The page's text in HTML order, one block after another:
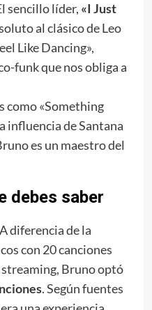
sencillo líder, «I Just
al clásico de Leo
Like Dancing»,
funk que nos obliga a
como «Something
influencia de Santana
es un maestro del
debes saber
A diferencia de la
con 20 canciones
Bruno optó
. Según fuentes